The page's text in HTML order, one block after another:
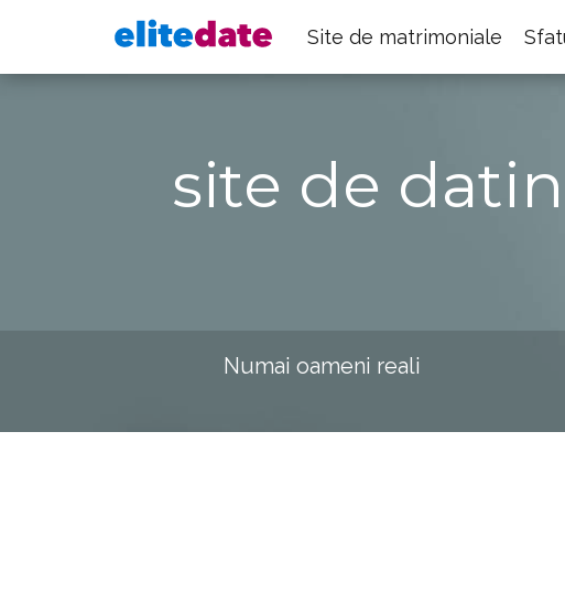
Site de matrimoniale
site de
Numai oameni reali